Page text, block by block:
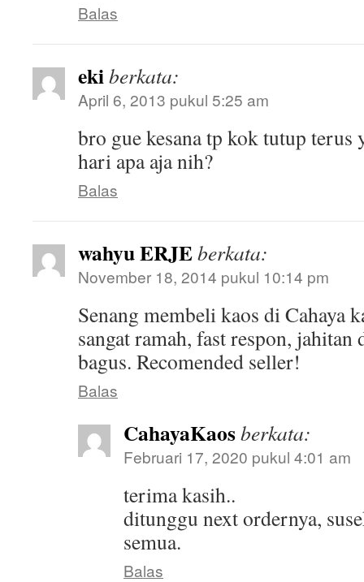
Balas
ekiberkata:
April 6, 2013 pukul 5:25 am
bro gue kesana tp kok tutup terus
hari apa aja nih?
Balas
wahyu ERJEberkata:
November 18, 2014 pukul 10:14 pm
Senang membeli kaos di Cahaya
sangat ramah, fast respon, jahitan
bagus. Recomended seller!
Balas
CahayaKaosberkata:
Februari 17, 2020 pukul 4:01 am
terima kasih..
ditunggu next ordernya,
semua.
Balas